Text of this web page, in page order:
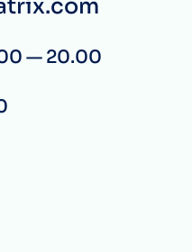
— 20.00